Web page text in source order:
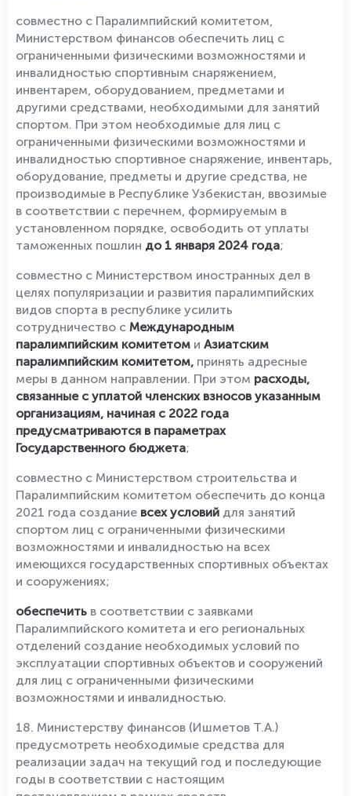
совместно с Паралимпийский комитетом,
Министерством финансов обеспечить лиц с
ограниченными физическими возможностями и
инвалидностью спортивным снаряжением,
инвентарем, оборудованием, предметами и
другими средствами, необходимыми для занятий
спортом. При этом необходимые для лиц с
ограниченными физическими возможностями и
инвалидностью спортивное снаряжение, инвентарь,
оборудование, предметы и другие средства, не
производимые в Республике Узбекистан, ввозимые
в соответствии с перечнем, формируемым в
установленном порядке, освободить от уплаты
таможенных пошлин до 1 января 2024 года;
совместно с Министерством иностранных дел в
целях популяризации и развития паралимпийских
видов спорта в республике усилить
сотрудничество с Международным
паралимпийским комитетом и Азиатским
паралимпийским комитетом, принять адресные
меры в данном направлении. При этом расходы,
связанные с уплатой членских взносов указанным
организациям, начиная с 2022 года
предусматриваются в параметрах
Государственного бюджета;
совместно с Министерством строительства и
Паралимпийским комитетом обеспечить до конца
2021 года создание всех условий для занятий
спортом лиц с ограниченными физическими
возможностями и инвалидностью на всех
имеющихся государственных спортивных объектах
и сооружениях;
обеспечить в соответствии с заявками
Паралимпийского комитета и его региональных
отделений создание необходимых условий по
эксплуатации спортивных объектов и сооружений
для лиц с ограниченными физическими
возможностями и инвалидностью.
18. Министерству финансов (Ишметов Т.А.)
предусмотреть необходимые средства для
реализации задач на текущий год и последующие
годы в соответствии с настоящим